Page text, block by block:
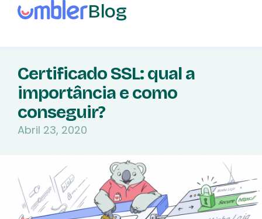
Blog
Certificado SSL: qual a
importância e como
conseguir?
Abril 23, 2020